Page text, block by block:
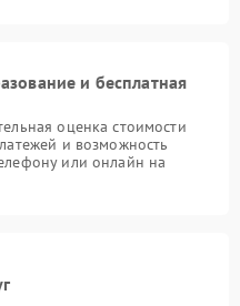
и бесплатная
оценка стоимости
и возможность
или онлайн на